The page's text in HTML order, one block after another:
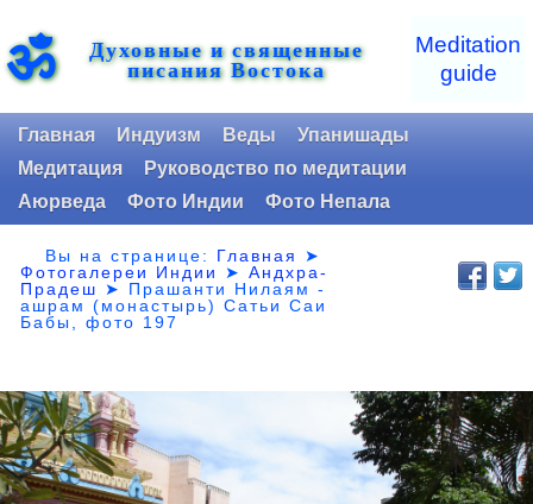
ॐ Духовные и священные
писания Востока
Meditation
guide
Главная Индуизм Веды
Упанишады
Медитация
Руководство по медитации
Аюрведа
Фото Индии Фото Непала
Вы на странице: Главная
➤
Фотогалереи Индии
➤Андхра-
Прадеш ➤ Прашанти Нилаям -
ашрам (монастырь) Сатьи Саи
Бабы, фото 197